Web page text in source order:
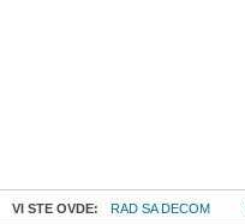
VI STE OVDE: RAD SA DECOM